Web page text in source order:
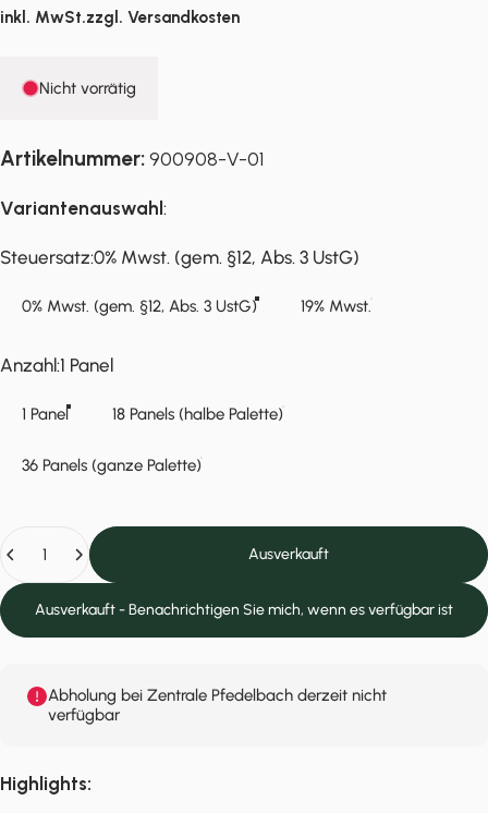
inkl. MwSt.zzgl. Versandkosten
Nicht vorrätig
Artikelnummer:900908-V-01
Variantenauswahl :
Steuersatz
Steuersatz:0% Mwst. (gem. §12, Abs. 3 UstG)
0% Mwst. (gem. §12, Abs. 3 UstG) 19% Mwst.
Anzahl
Anzahl:1 Panel
1 Panel 18 Panels (halbe Palette)
36 Panels (ganze Palette)
Ausverkauft
Ausverkauft - Benachrichtigen Sie mich, wenn es verfügbar ist
Abholung bei Zentrale Pfedelbach derzeit nicht
verfügbar
Highlights: